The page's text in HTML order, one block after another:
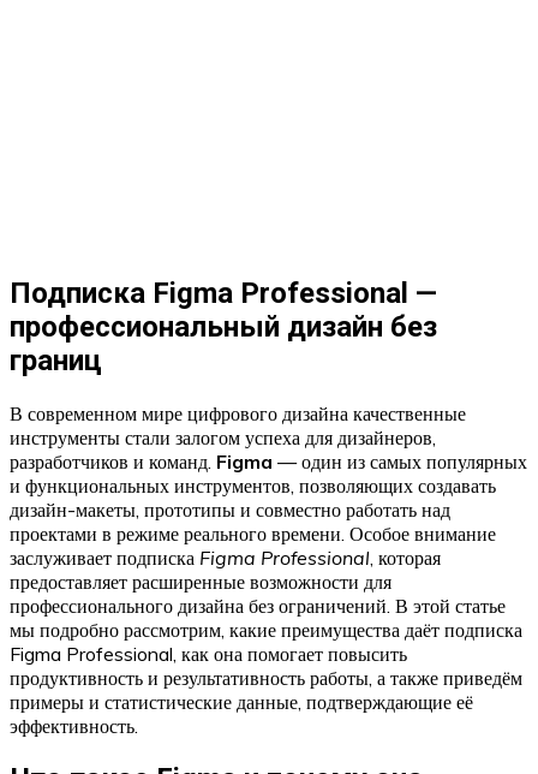
Подписка Figma Professional —
профессиональный дизайн без
границ
В современном мире цифрового дизайна качественные
инструменты стали залогом успеха для дизайнеров,
разработчиков и команд. Figma — один из самых популярных
и функциональных инструментов, позволяющих создавать
дизайн-макеты, прототипы и совместно работать над
проектами в режиме реального времени. Особое внимание
заслуживает подписка Figma Professional , которая
предоставляет расширенные возможности для
профессионального дизайна без ограничений. В этой статье
мы подробно рассмотрим, какие преимущества даёт подписка
Figma Professional, как она помогает повысить
продуктивность и результативность работы, а также приведём
примеры и статистические данные, подтверждающие её
эффективность.